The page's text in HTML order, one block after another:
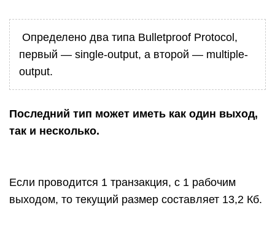
Определено два типа Bulletproof Protocol,
первый — single-output, а второй — multiple-
output.
Последний тип может иметь как один выход,
так и несколько.
Если проводится 1 транзакция, с 1 рабочим
выходом, то текущий размер составляет 13,2 Кб.